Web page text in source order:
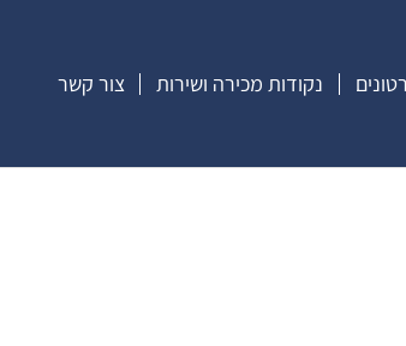
נקודות מכירה ושירות צור קשר